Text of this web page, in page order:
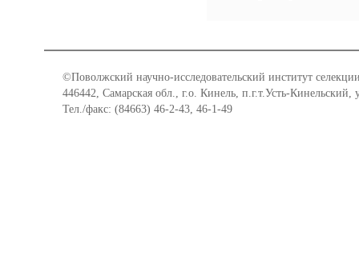
©Поволжский научно-исследовательский институт
446442, Самарская обл., г.о. Кинель, п.г.т.Усть-Кинельский,
Тел./факс: (84663) 46-2-43, 46-1-49